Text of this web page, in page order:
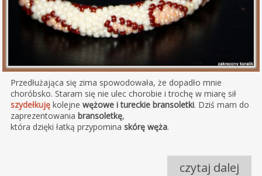
Przedłużająca się zima spowodowała, że dopadło mnie
choróbsko. Staram się nie ulec chorobie i trochę w miarę sił
szydełkujękolejne wężowe i tureckie bransoletki. Dziś mam do
zaprezentowania bransoletkę,
która dzięki łatką przypomina skórę węża.
czytaj dalej